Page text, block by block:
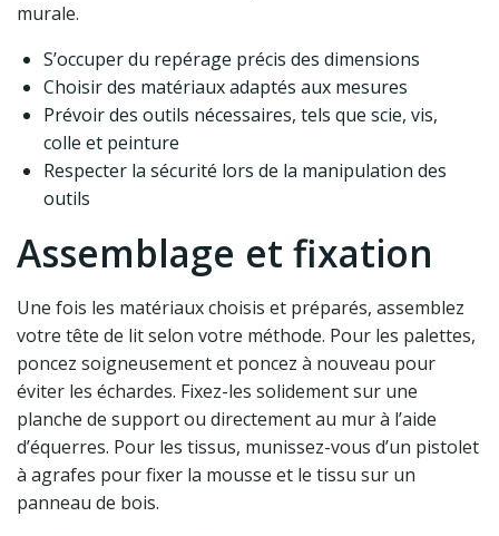
murale.
S’occuper du repérage précis des dimensions
Choisir des matériaux adaptés aux mesures
Prévoir des outils nécessaires, tels que scie, vis,
colle et peinture
Respecter la sécurité lors de la manipulation des
outils
Assemblage et fixation
Une fois les matériaux choisis et préparés, assemblez
votre tête de lit selon votre méthode. Pour les palettes,
poncez soigneusement et poncez à nouveau pour
éviter les échardes. Fixez-les solidement sur une
planche de support ou directement au mur à l’aide
d’équerres. Pour les tissus, munissez-vous d’un pistolet
à agrafes pour fixer la mousse et le tissu sur un
panneau de bois.